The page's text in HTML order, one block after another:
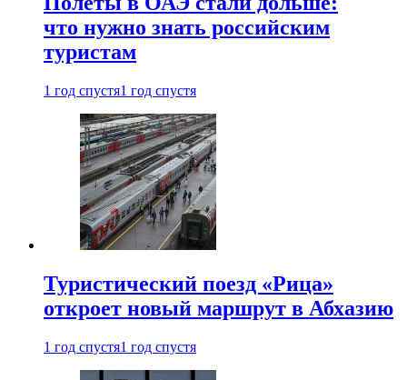
что нужно знать российским
туристам
1 год спустя1 год спустя
Туристический поезд «Рица»
откроет новый маршрут в Абхазию
1 год спустя1 год спустя